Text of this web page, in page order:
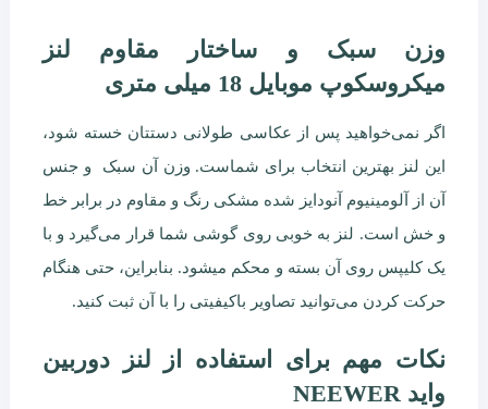
وزن سبک و ساختار مقاوم لنز
میکروسکوپ موبایل 18 میلی متری
اگر نمی‌خواهید پس از عکاسی طولانی دستتان خسته شود،
این لنز بهترین انتخاب برای شماست. وزن آن سبک و جنس
آن از آلومینیوم آنودایز شده مشکی رنگ و مقاوم در برابر خط
و خش است. لنز به خوبی روی گوشی شما قرار می‌گیرد و با
یک کلیپس روی آن بسته و محکم میشود. بنابراین، حتی هنگام
حرکت کردن می‌توانید تصاویر باکیفیتی را با آن ثبت کنید.
نکات مهم برای استفاده از لنز دوربین
واید NEEWER